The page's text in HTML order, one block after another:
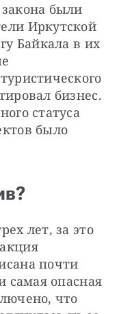
были
Иркутской
Байкала в их
бизнес.
статуса
было
лет, за это
почти
самая опасная
что